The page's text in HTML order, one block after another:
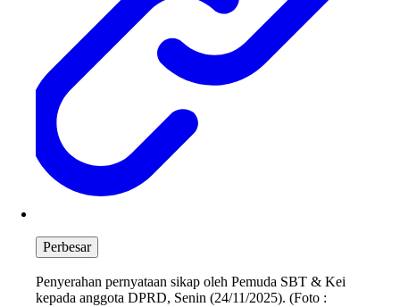
Perbesar
Penyerahan pernyataan sikap oleh Pemuda SBT & Kei
kepada anggota DPRD, Senin (24/11/2025). (Foto :